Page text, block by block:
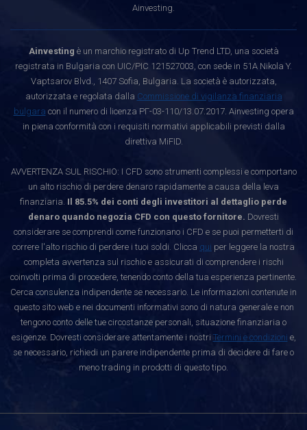
Ainvesting.
Ainvesting è un marchio registrato di Up Trend LTD, una società
registrata in Bulgaria con UIC/PIC 121527003, con sede in 51A Nikola Y.
Vaptsarov Blvd., 1407 Sofia, Bulgaria. La società è autorizzata,
autorizzata e regolata dalla Commissione di vigilanza finanziaria
bulgara con il numero di licenza РГ-03-110/13.07.2017. Ainvesting opera
in piena conformità con i requisiti normativi applicabili previsti dalla
direttiva MiFID.
AVVERTENZA SUL RISCHIO: I CFD sono strumenti complessi e comportano
un alto rischio di perdere denaro rapidamente a causa della leva
finanziaria. Il 85.5% dei conti degli investitori al dettaglio perde
denaro quando negozia CFD con questo fornitore. Dovresti
considerare se comprendi come funzionano i CFD e se puoi permetterti di
correre l'alto rischio di perdere i tuoi soldi. Clicca qui per leggere la nostra
completa avvertenza sul rischio e assicurati di comprendere i rischi
coinvolti prima di procedere, tenendo conto della tua esperienza pertinente.
Cerca consulenza indipendente se necessario. Le informazioni contenute in
questo sito web e nei documenti informativi sono di natura generale e non
tengono conto delle tue circostanze personali, situazione finanziaria o
esigenze. Dovresti considerare attentamente i nostri Termini e condizioni e,
se necessario, richiedi un parere indipendente prima di decidere di fare o
meno trading in prodotti di questo tipo.